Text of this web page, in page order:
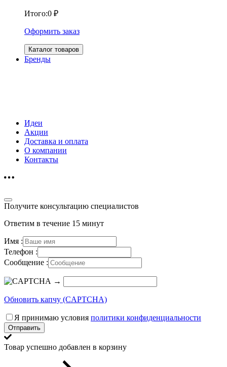
Итого:0 ₽
Оформить заказ
Каталог товаров
Бренды
Идеи
Акции
Доставка и оплата
О компании
Контакты
Получите консультацию специалистов
Ответим в течение 15 минут
Имя :
Телефон :
Сообщение :
→
Обновить капчу (CAPTCHA)
Я принимаю условия политики конфиденциальности
Отправить
Товар успешно добавлен в корзину